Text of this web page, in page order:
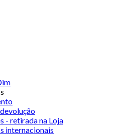
- retirada na Loja
internacionais